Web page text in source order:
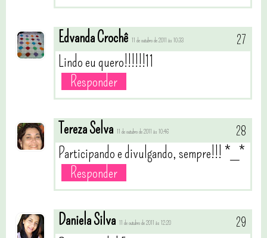
Edvanda Crochê 11 de outubro de 2011 às 10:33
Lindo eu quero!!!!!!11
Responder
Tereza Selva 11 de outubro de 2011 às 10:46
Participando e divulgando, sempre!!! *_*
Responder
Daniela Silva 11 de outubro de 2011 às 12:20